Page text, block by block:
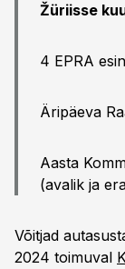
Žüriisse
4 EPRA
Äripäeva
Aasta
(avalik ja
Võitjad
2024 toimuval